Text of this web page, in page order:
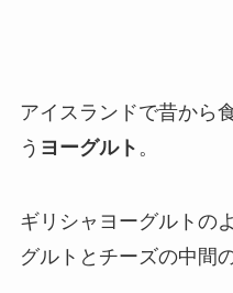
アイスランドで昔から
う ヨーグルト 。
ギリシャヨーグルトの
グルトとチーズの中間